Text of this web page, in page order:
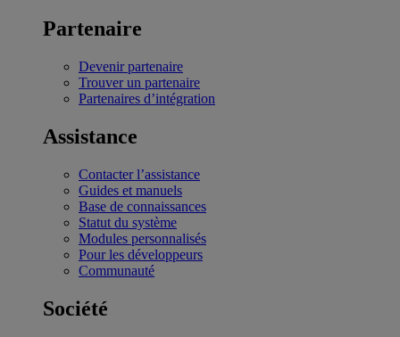
Partenaire
Devenir partenaire
Trouver un partenaire
Partenaires d’intégration
Assistance
Contacter l’assistance
Guides et manuels
Base de connaissances
Statut du système
Modules personnalisés
Pour les développeurs
Communauté
Société